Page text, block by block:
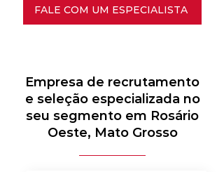
FALE COM UM ESPECIALISTA
Empresa de recrutamento
e seleção especializada no
seu segmento em Rosário
Oeste, Mato Grosso